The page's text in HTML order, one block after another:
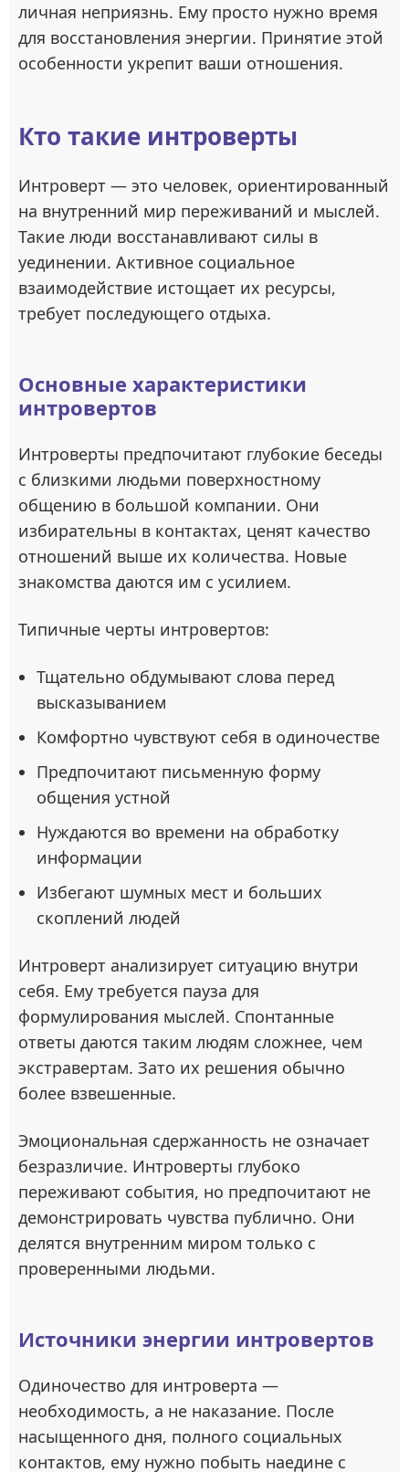
личная неприязнь. Ему просто нужно время
для восстановления энергии. Принятие этой
особенности укрепит ваши отношения.
Кто такие интроверты
Интроверт — это человек, ориентированный
на внутренний мир переживаний и мыслей.
Такие люди восстанавливают силы в
уединении. Активное социальное
взаимодействие истощает их ресурсы,
требует последующего отдыха.
Основные характеристики
интровертов
Интроверты предпочитают глубокие беседы
с близкими людьми поверхностному
общению в большой компании. Они
избирательны в контактах, ценят качество
отношений выше их количества. Новые
знакомства даются им с усилием.
Типичные черты интровертов:
Тщательно обдумывают слова перед
высказыванием
Комфортно чувствуют себя в одиночестве
Предпочитают письменную форму
общения устной
Нуждаются во времени на обработку
информации
Избегают шумных мест и больших
скоплений людей
Интроверт анализирует ситуацию внутри
себя. Ему требуется пауза для
формулирования мыслей. Спонтанные
ответы даются таким людям сложнее, чем
экстравертам. Зато их решения обычно
более взвешенные.
Эмоциональная сдержанность не означает
безразличие. Интроверты глубоко
переживают события, но предпочитают не
демонстрировать чувства публично. Они
делятся внутренним миром только с
проверенными людьми.
Источники энергии интровертов
Одиночество для интроверта —
необходимость, а не наказание. После
насыщенного дня, полного социальных
контактов, ему нужно побыть наедине с